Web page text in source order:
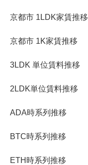
京都市 1LDK家賃推移
京都市 1K家賃推移
3LDK 単位賃料推移
2LDK単位賃料推移
ADA時系列推移
BTC時系列推移
ETH時系列推移